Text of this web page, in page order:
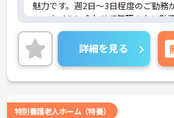
魅力です。週2日～3日程度のご勤務
フスタイルに合わせて無理のない勤
いです。ご興味のある方には、面接
ど、さらに詳細をお話しいたします
相談ください！
詳細を見る
特別養護老人ホーム（特養）